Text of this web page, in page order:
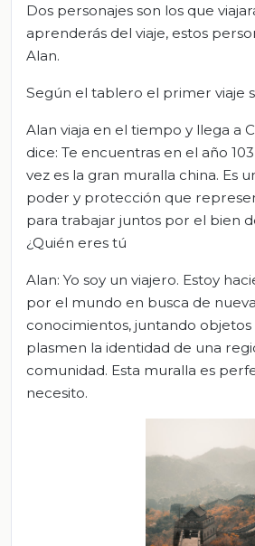
Dos personajes son los que
aprenderás del viaje, estos
Alan.
Según el tablero el primer viaje
Alan viaja en el tiempo y llega a
dice: Te encuentras en el año
vez es la gran muralla china. Es
poder y protección que
para trabajar juntos por el bien
¿Quién eres tú
Alan: Yo soy un viajero. Estoy
por el mundo en busca de
conocimientos, juntando objetos
plasmen la identidad de una
comunidad. Esta muralla es
necesito.